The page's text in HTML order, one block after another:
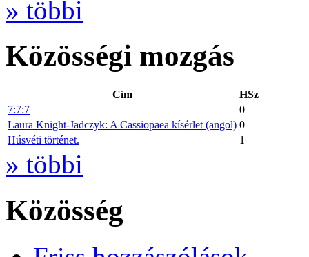
» többi
Közösségi mozgás
Cím
HSz
7:7:7
0
Laura Knight-Jadczyk: A Cassiopaea kísérlet (angol) 0
Húsvéti történet.
1
» többi
Közösség